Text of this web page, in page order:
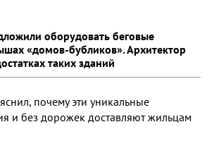
оборудовать беговые
«домов-бубликов». Архитектор
таких зданий
почему эти уникальные
и без дорожек доставляют жильцам